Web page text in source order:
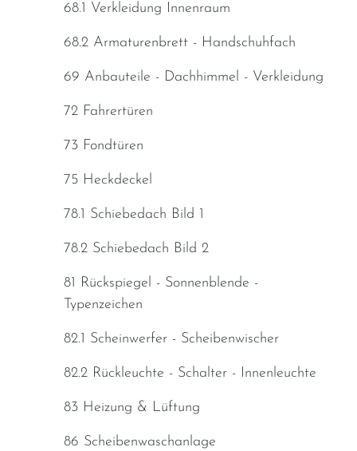
68.1 Verkleidung Innenraum
68.2 Armaturenbrett - Handschuhfach
69 Anbauteile - Dachhimmel - Verkleidung
72 Fahrertüren
73 Fondtüren
75 Heckdeckel
78.1 Schiebedach Bild 1
78.2 Schiebedach Bild 2
81 Rückspiegel - Sonnenblende -
Typenzeichen
82.1 Scheinwerfer - Scheibenwischer
82.2 Rückleuchte - Schalter - Innenleuchte
83 Heizung & Lüftung
86 Scheibenwaschanlage